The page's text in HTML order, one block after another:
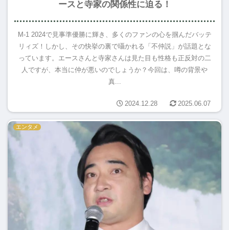
ースと寺家の関係性に迫る！
M-1 2024で見事準優勝に輝き、多くのファンの心を掴んだバッテ
リィズ！しかし、その快挙の裏で囁かれる「不仲説」が話題とな
っています。エースさんと寺家さんは見た目も性格も正反対の二
人ですが、本当に仲が悪いのでしょうか？今回は、噂の背景や
真...
2024.12.28 2025.06.07
エンタメ